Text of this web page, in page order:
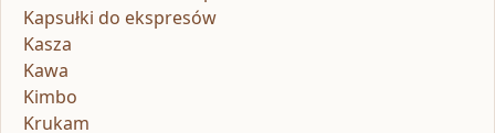
Kapsułki do ekspresów
Kasza
Kawa
Kimbo
Krukam